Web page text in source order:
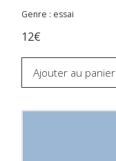
Genre : essai
12€
Ajouter au panier